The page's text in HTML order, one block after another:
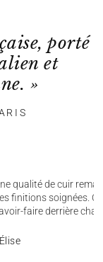
porté
et
»
qualité de cuir
finitions soignées.
faire derrière